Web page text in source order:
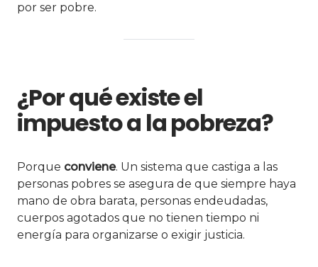
por ser pobre.
¿Por qué existe el
impuesto a la pobreza?
Porque conviene. Un sistema que castiga a las
personas pobres se asegura de que siempre haya
mano de obra barata, personas endeudadas,
cuerpos agotados que no tienen tiempo ni
energía para organizarse o exigir justicia.